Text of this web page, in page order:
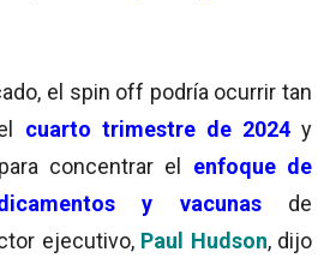
el spin off podría ocurrir tan
cuarto trimestre de 2024 y
concentrar el enfoque de
y vacunasde
ejecutivo, Paul Hudson, dijo